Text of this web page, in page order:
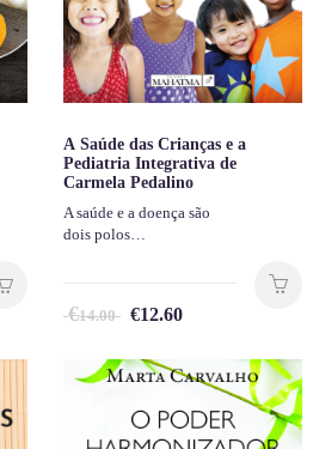
A Saúde das Crianças e a
Pediatria Integrativa de
Carmela Pedalino
A saúde e a doença são
dois polos…
€14.00 €12.60